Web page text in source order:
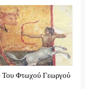
Του Φτωχού Γεωργού